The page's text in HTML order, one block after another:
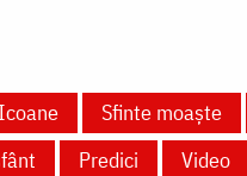
Icoane Sfinte moaște
Predici Video